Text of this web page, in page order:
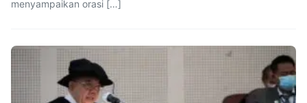
menyampaikan orasi […]